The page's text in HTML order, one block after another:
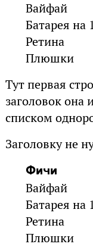
Вайфай
Батарея на
Ретина
Плюшки
Тут первая
заголовок
списком
Заголовку не
Фичи
Вайфай
Батарея на
Ретина
Плюшки